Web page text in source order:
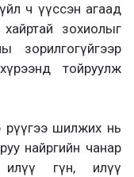
ч үүссэн агаад
хайртай зохиолыг
зорилгогүйгээр
тойруулж
рүүгээ шилжих нь
найргийн чанар
гүн, илүү